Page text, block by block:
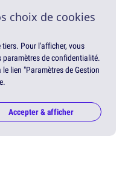
choix de cookies
Pour l'afficher, vous
paramètres de confidentialité.
lien "Paramètres de Gestion
Accepter & afficher